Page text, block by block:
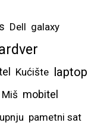
Dell galaxy
Kućište laptop
Miš mobitel
pametni sat